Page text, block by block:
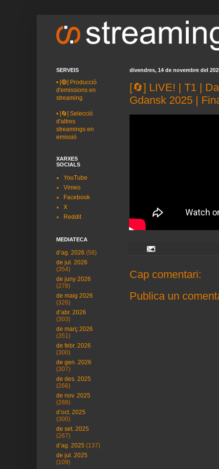
divendres, 14 de novembre del
[🔄] LIVE! | T1 |
Gdansk 2025 |
Cap comentari:
Publica un
SERVEIS
• [🔴] Producció
d'emissions en
streaming
• [🔄] Selecció
d'altres
streamings en
emissió
XARXES
SOCIALS
YouTube
Vimeo
Facebook
X
Reddit
MEDIATECA
d’ag. 2026 (58)
de jul. 2026
(354)
de juny 2026
(278)
de maig 2026
(326)
d’abr. 2026
(303)
de març 2026
(351)
de febr. 2026
(300)
de gen. 2026
(307)
de des. 2025
(266)
de nov. 2025
(288)
d’oct. 2025
(300)
de set. 2025
(267)
d’ag. 2025 (137)
de jul. 2025
(109)